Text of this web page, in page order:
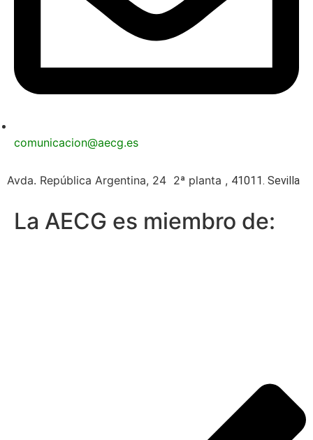
comunicacion@aecg.es
Avda. República Argentina, 24 2ª planta , 41011. Sevilla
La AECG es miembro de: